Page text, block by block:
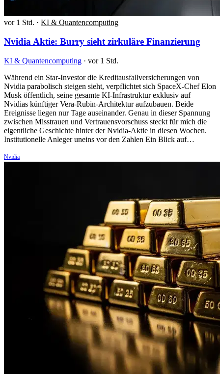
vor 1 Std. · KI & Quantencomputing
Nvidia Aktie: Burry sieht zirkuläre Finanzierung
KI & Quantencomputing · vor 1 Std.
Während ein Star-Investor die Kreditausfallversicherungen von
Nvidia parabolisch steigen sieht, verpflichtet sich SpaceX-Chef Elon
Musk öffentlich, seine gesamte KI-Infrastruktur exklusiv auf
Nvidias künftiger Vera-Rubin-Architektur aufzubauen. Beide
Ereignisse liegen nur Tage auseinander. Genau in dieser Spannung
zwischen Misstrauen und Vertrauensvorschuss steckt für mich die
eigentliche Geschichte hinter der Nvidia-Aktie in diesen Wochen.
Institutionelle Anleger uneins vor den Zahlen Ein Blick auf…
Nvidia